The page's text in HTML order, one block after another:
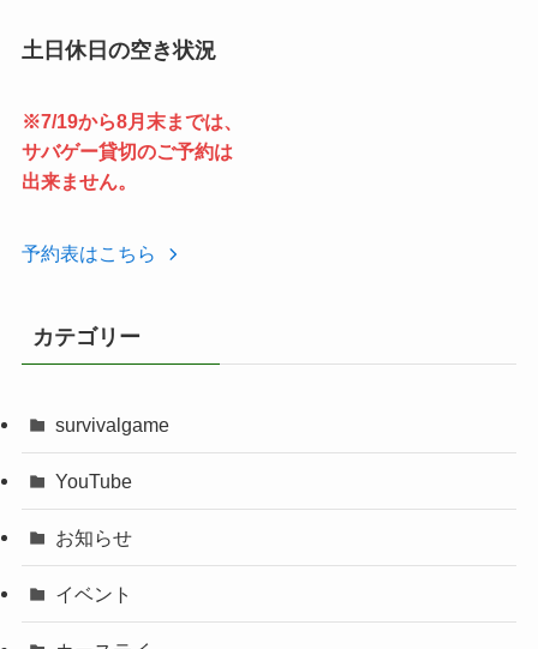
土日休日の空き状況
※7/19から8月末までは、
サバゲー貸切のご予約は
出来ません。
予約表はこちら
カテゴリー
survivalgame
YouTube
お知らせ
イベント